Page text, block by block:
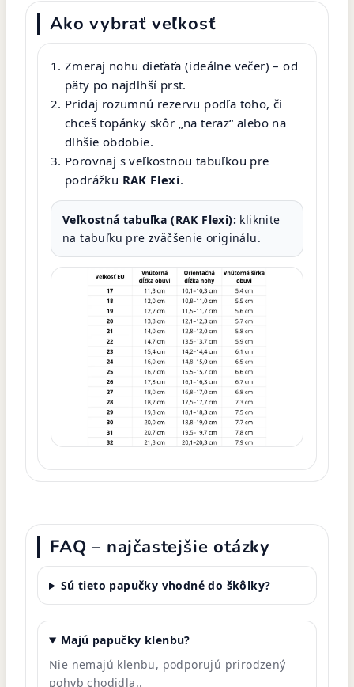
Ako vybrať veľkosť
Zmeraj nohu dieťaťa (ideálne večer) – od
päty po najdlhší prst.
Pridaj rozumnú rezervu podľa toho, či
chceš topánky skôr „na teraz“ alebo na
dlhšie obdobie.
Porovnaj s veľkostnou tabuľkou pre
podrážku RAK Flexi.
Veľkostná tabuľka (RAK Flexi): kliknite
na tabuľku pre zväčšenie originálu.
FAQ – najčastejšie otázky
Sú tieto papučky vhodné do škôlky?
Majú papučky klenbu?
Nie nemajú klenbu, podporujú prirodzený
pohyb chodidla..